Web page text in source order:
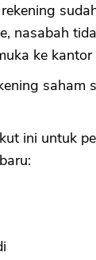
nasabah
ke kantor
saham
ini untuk